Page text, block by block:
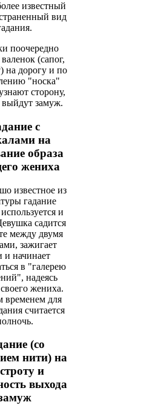
известный
вид
поочередно
(сапог,
на дорогу и по
"носка"
сторону,
замуж.
с
на
образа
жениха
известное из
гадание
и
садится
между двумя
зажигает
и начинает
в "галерею
надеясь
жениха.
для
считается
(со
нити) на
и
выхода